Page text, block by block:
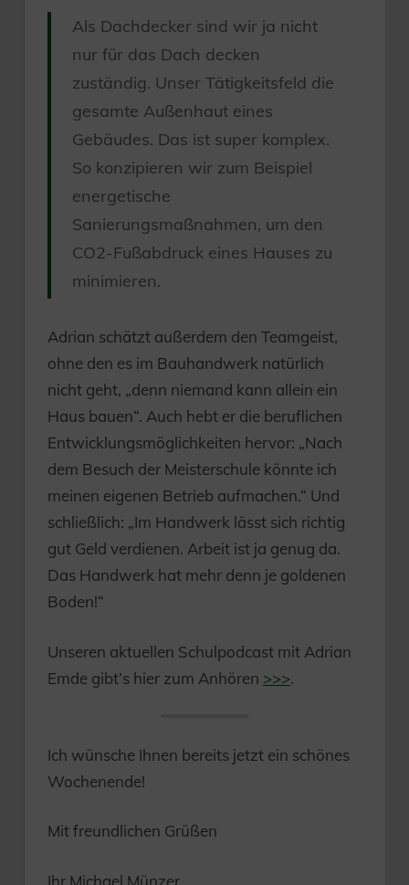
Als Dachdecker sind wir ja nicht
nur für das Dach decken
zuständig. Unser Tätigkeitsfeld die
gesamte Außenhaut eines
Gebäudes. Das ist super komplex.
So konzipieren wir zum Beispiel
energetische
Sanierungsmaßnahmen, um den
CO2-Fußabdruck eines Hauses zu
minimieren.
Adrian schätzt außerdem den Teamgeist,
ohne den es im Bauhandwerk natürlich
nicht geht, „denn niemand kann allein ein
Haus bauen“. Auch hebt er die beruflichen
Entwicklungsmöglichkeiten hervor: „Nach
dem Besuch der Meisterschule könnte ich
meinen eigenen Betrieb aufmachen.“ Und
schließlich: „Im Handwerk lässt sich richtig
gut Geld verdienen. Arbeit ist ja genug da.
Das Handwerk hat mehr denn je goldenen
Boden!“
Unseren aktuellen Schulpodcast mit Adrian
Emde gibt’s hier zum Anhören >>>.
Ich wünsche Ihnen bereits jetzt ein schönes
Wochenende!
Mit freundlichen Grüßen
Ihr Michael Münzer